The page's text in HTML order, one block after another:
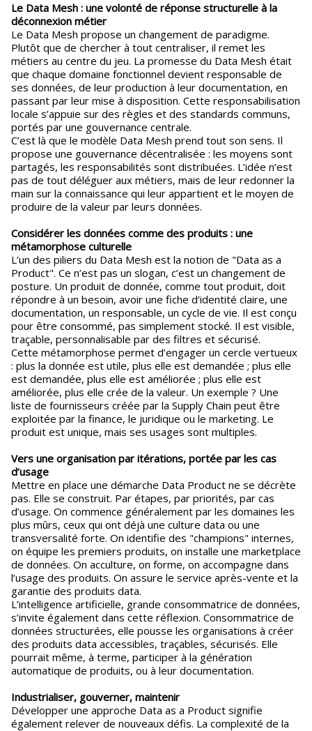
Le Data Mesh : une volonté de réponse structurelle à la
déconnexion métier
Le Data Mesh propose un changement de paradigme.
Plutôt que de chercher à tout centraliser, il remet les
métiers au centre du jeu. La promesse du Data Mesh était
que chaque domaine fonctionnel devient responsable de
ses données, de leur production à leur documentation, en
passant par leur mise à disposition. Cette responsabilisation
locale s’appuie sur des règles et des standards communs,
portés par une gouvernance centrale.
C’est là que le modèle Data Mesh prend tout son sens. Il
propose une gouvernance décentralisée : les moyens sont
partagés, les responsabilités sont distribuées. L’idée n’est
pas de tout déléguer aux métiers, mais de leur redonner la
main sur la connaissance qui leur appartient et le moyen de
produire de la valeur par leurs données.
Considérer les données comme des produits : une
métamorphose culturelle
L’un des piliers du Data Mesh est la notion de "Data as a
Product". Ce n’est pas un slogan, c’est un changement de
posture. Un produit de donnée, comme tout produit, doit
répondre à un besoin, avoir une fiche d’identité claire, une
documentation, un responsable, un cycle de vie. Il est conçu
pour être consommé, pas simplement stocké. Il est visible,
traçable, personnalisable par des filtres et sécurisé.
Cette métamorphose permet d’engager un cercle vertueux
: plus la donnée est utile, plus elle est demandée ; plus elle
est demandée, plus elle est améliorée ; plus elle est
améliorée, plus elle crée de la valeur. Un exemple ? Une
liste de fournisseurs créée par la Supply Chain peut être
exploitée par la finance, le juridique ou le marketing. Le
produit est unique, mais ses usages sont multiples.
Vers une organisation par itérations, portée par les cas
d’usage
Mettre en place une démarche Data Product ne se décrète
pas. Elle se construit. Par étapes, par priorités, par cas
d’usage. On commence généralement par les domaines les
plus mûrs, ceux qui ont déjà une culture data ou une
transversalité forte. On identifie des "champions" internes,
on équipe les premiers produits, on installe une marketplace
de données. On acculture, on forme, on accompagne dans
l’usage des produits. On assure le service après-vente et la
garantie des produits data.
L’intelligence artificielle, grande consommatrice de données,
s’invite également dans cette réflexion. Consommatrice de
données structurées, elle pousse les organisations à créer
des produits data accessibles, traçables, sécurisés. Elle
pourrait même, à terme, participer à la génération
automatique de produits, ou à leur documentation.
Industrialiser, gouverner, maintenir
Développer une approche Data as a Product signifie
également relever de nouveaux défis. La complexité de la